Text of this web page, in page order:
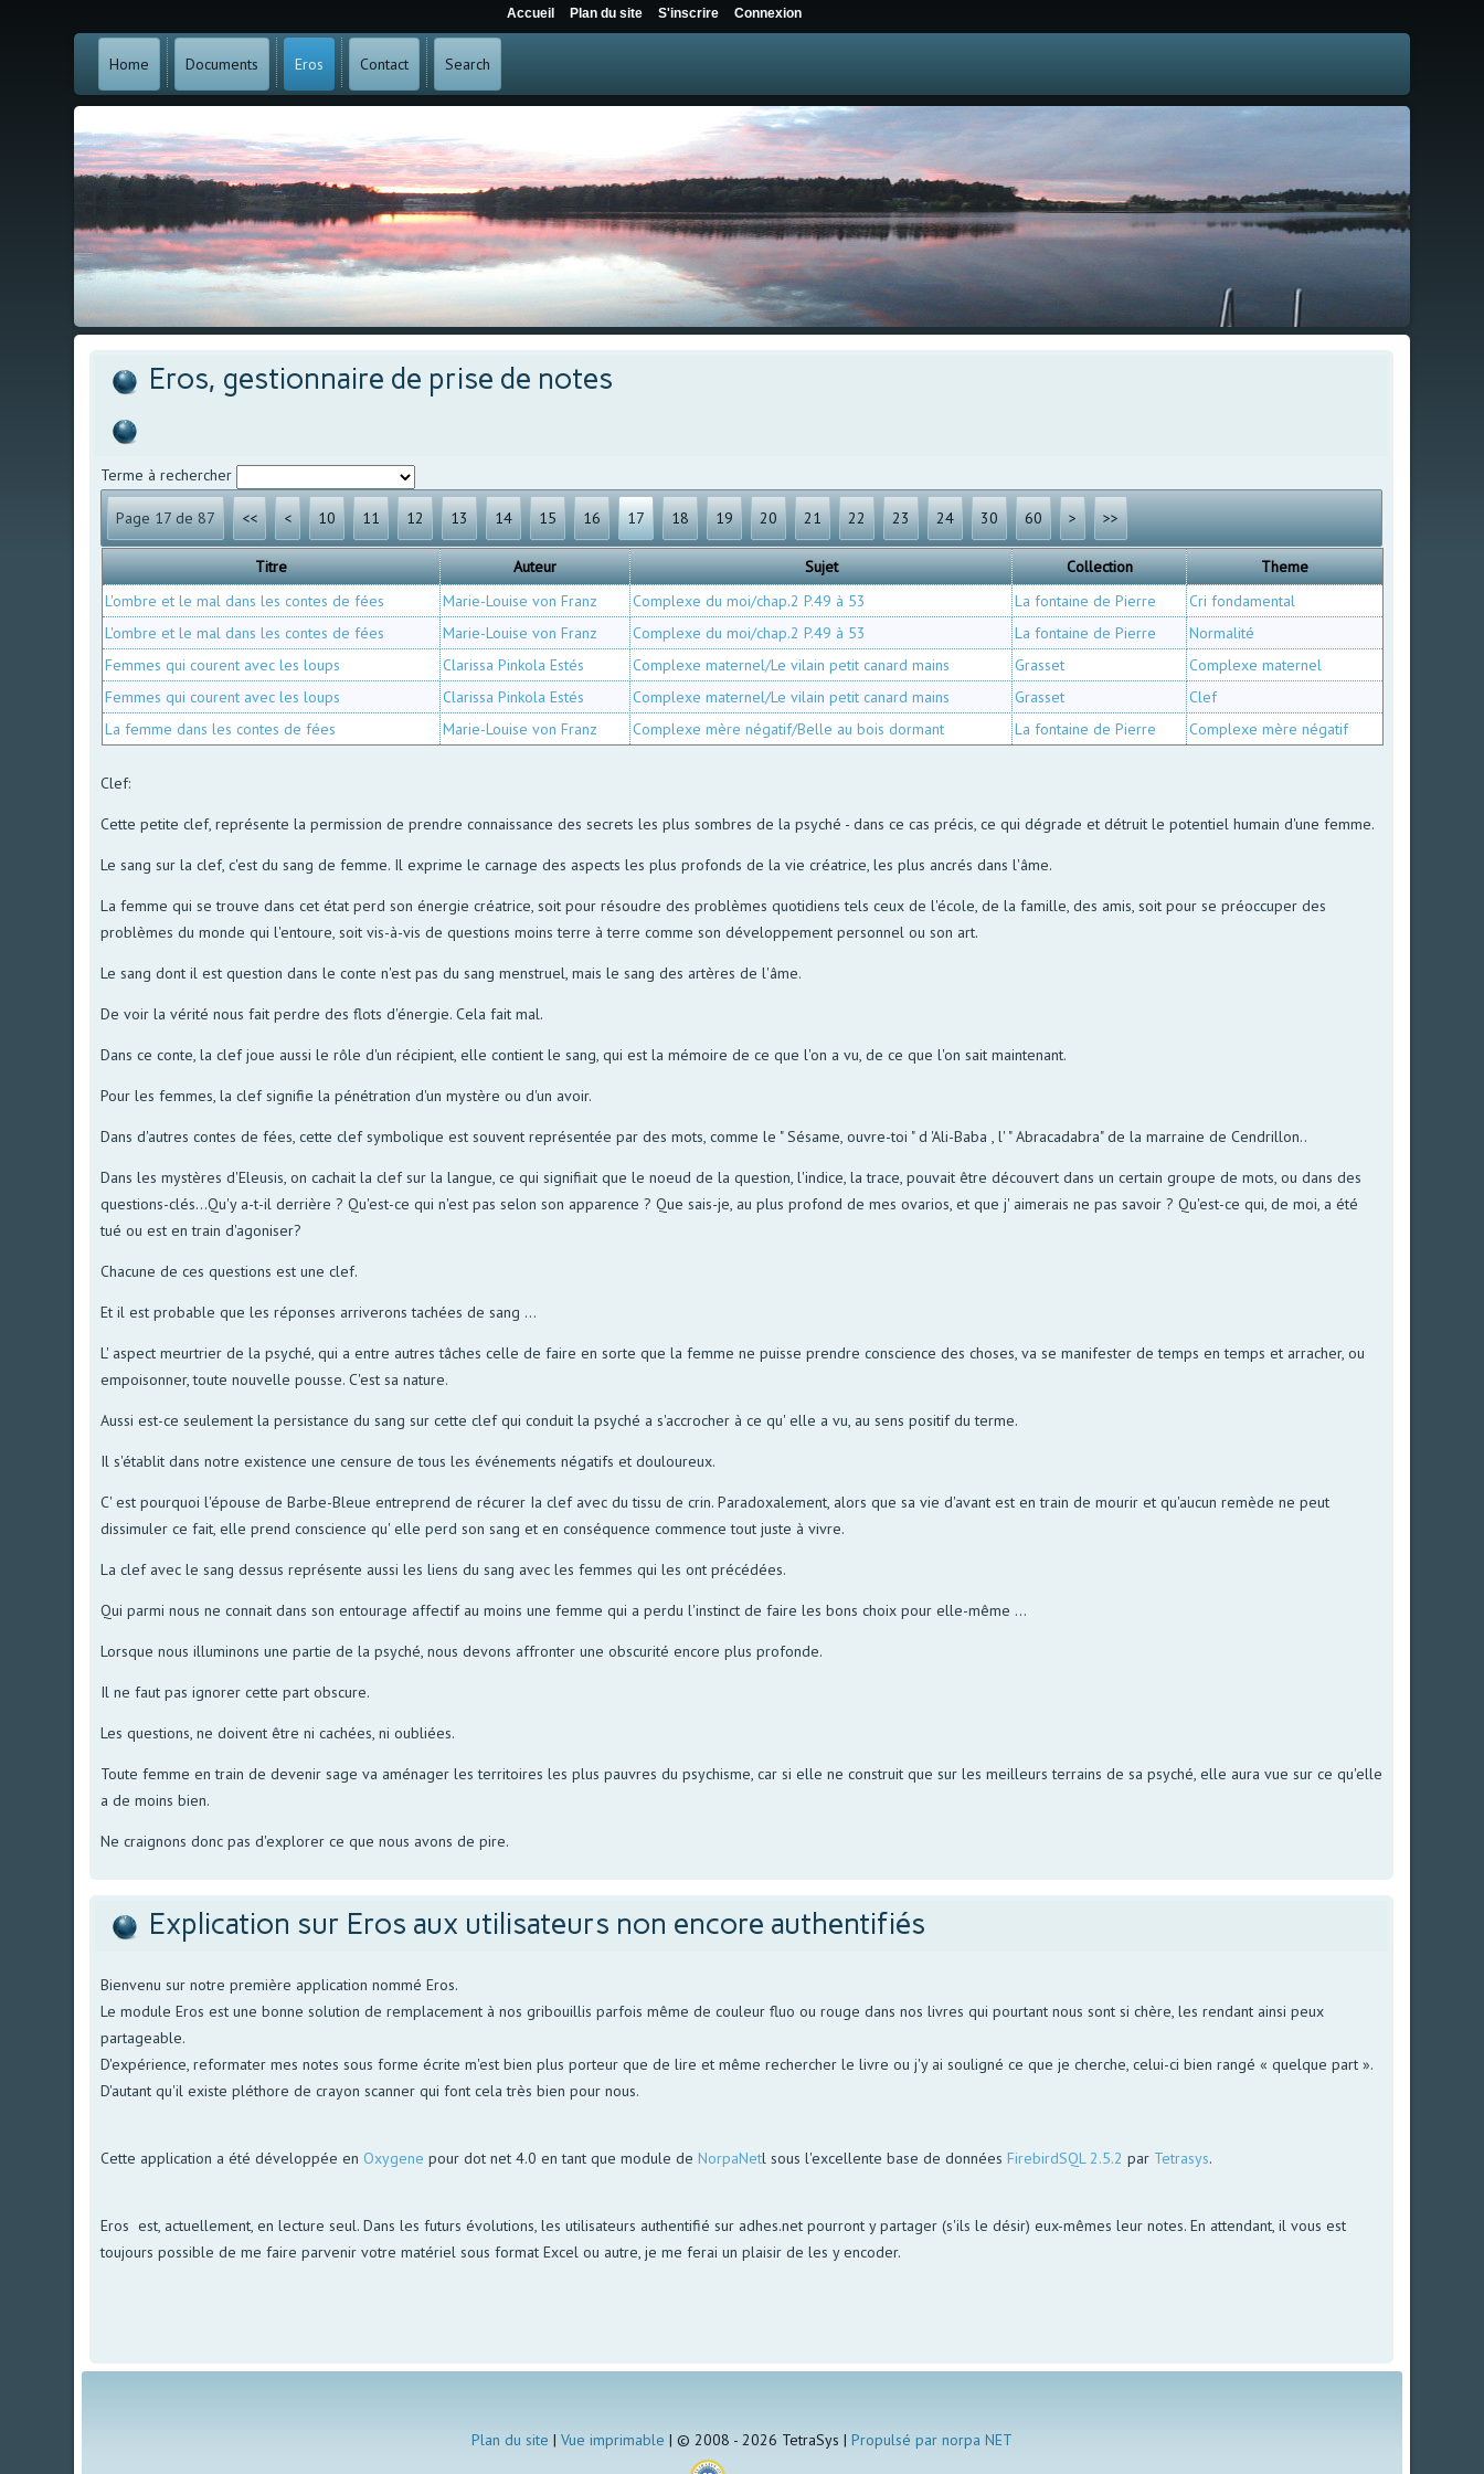
Home Documents Eros Contact Search
Eros, gestionnaire de prise de notes
Terme à rechercher
Page 17 de 87 << < 10 11 12 13 14 15 16 17 18 19 20 21 22 23 24 30 60 > >>
Titre Auteur Sujet Collection
Theme
L'ombre et le mal dans les contes de fées
Marie-Louise von Franz Complexe du moi/chap.2 P.49 à 53 La fontaine de Pierre
Cri fondamental
L'ombre et le mal dans les contes de fées
Marie-Louise von Franz Complexe du moi/chap.2 P.49 à 53 La fontaine de Pierre
Normalité
Femmes qui courent avec les loups
Clarissa Pinkola Estés Complexe maternel/Le vilain petit canard mains Grasset
Complexe maternel
Femmes qui courent avec les loups
Clarissa Pinkola Estés Complexe maternel/Le vilain petit canard mains Grasset
Clef
La femme dans les contes de fées
Marie-Louise von Franz Complexe mère négatif/Belle au bois dormant La fontaine de Pierre Complexe mère négatif
Clef:
Cette petite clef, représente la permission de prendre connaissance des secrets les plus sombres de la psyché - dans ce cas précis, ce qui dégrade et détruit le potentiel humain d'une femme.
Le sang sur la clef, c'est du sang de femme. Il exprime le carnage des aspects les plus profonds de la vie créatrice, les plus ancrés dans l'âme.
La femme qui se trouve dans cet état perd son énergie créatrice, soit pour résoudre des problèmes quotidiens tels ceux de l'école, de la famille, des amis, soit pour se préoccuper des
problèmes du monde qui l'entoure, soit vis-à-vis de questions moins terre à terre comme son développement personnel ou son art.
Le sang dont il est question dans le conte n'est pas du sang menstruel, mais le sang des artères de l'âme.
De voir la vérité nous fait perdre des flots d'énergie. Cela fait mal.
Dans ce conte, la clef joue aussi le rôle d'un récipient, elle contient le sang, qui est la mémoire de ce que l'on a vu, de ce que l'on sait maintenant.
Pour les femmes, la clef signifie la pénétration d'un mystère ou d'un avoir.
Dans d'autres contes de fées, cette clef symbolique est souvent représentée par des mots, comme le " Sésame, ouvre-toi " d 'Ali-Baba , l' " Abracadabra" de la marraine de Cendrillon..
Dans les mystères d'Eleusis, on cachait la clef sur la langue, ce qui signifiait que le noeud de la question, l'indice, la trace, pouvait être découvert dans un certain groupe de mots, ou dans des
questions-clés...Qu'y a-t-il derrière ? Qu'est-ce qui n'est pas selon son apparence ? Que sais-je, au plus profond de mes ovarios, et que j' aimerais ne pas savoir ? Qu'est-ce qui, de moi, a été
tué ou est en train d'agoniser?
Chacune de ces questions est une clef.
Et il est probable que les réponses arriverons tachées de sang ...
L' aspect meurtrier de la psyché, qui a entre autres tâches celle de faire en sorte que la femme ne puisse prendre conscience des choses, va se manifester de temps en temps et arracher, ou
empoisonner, toute nouvelle pousse. C'est sa nature.
Aussi est-ce seulement la persistance du sang sur cette clef qui conduit la psyché a s'accrocher à ce qu' elle a vu, au sens positif du terme.
Il s'établit dans notre existence une censure de tous les événements négatifs et douloureux.
C' est pourquoi l'épouse de Barbe-Bleue entreprend de récurer Ia clef avec du tissu de crin. Paradoxalement, alors que sa vie d'avant est en train de mourir et qu'aucun remède ne peut
dissimuler ce fait, elle prend conscience qu' elle perd son sang et en conséquence commence tout juste à vivre.
La clef avec le sang dessus représente aussi les liens du sang avec les femmes qui les ont précédées.
Qui parmi nous ne connait dans son entourage affectif au moins une femme qui a perdu l'instinct de faire les bons choix pour elle-même ...
Lorsque nous illuminons une partie de la psyché, nous devons affronter une obscurité encore plus profonde.
Il ne faut pas ignorer cette part obscure.
Les questions, ne doivent être ni cachées, ni oubliées.
Toute femme en train de devenir sage va aménager les territoires les plus pauvres du psychisme, car si elle ne construit que sur les meilleurs terrains de sa psyché, elle aura vue sur ce qu'elle
a de moins bien.
Ne craignons donc pas d'explorer ce que nous avons de pire.
Explication sur Eros aux utilisateurs non encore authentifiés
Bienvenu sur notre première application nommé Eros.
Le module Eros est une bonne solution de remplacement à nos gribouillis parfois même de couleur fluo ou rouge dans nos livres qui pourtant nous sont si chère, les rendant ainsi peux
partageable.
D'expérience, reformater mes notes sous forme écrite m'est bien plus porteur que de lire et même rechercher le livre ou j'y ai souligné ce que je cherche, celui-ci bien rangé « quelque part ».
D'autant qu'il existe pléthore de crayon scanner qui font cela très bien pour nous.
Cette application a été développée en Oxygene pour dot net 4.0 en tant que module deNorpaNetl sous l'excellente base de donnéesFirebirdSQL 2.5.2 par Tetrasys.
Eros est, actuellement, en lecture seul. Dans les futurs évolutions, les utilisateurs authentifié sur adhes.net pourront y partager (s'ils le désir) eux-mêmes leur notes. En attendant, il vous est
toujours possible de me faire parvenir votre matériel sous format Excel ou autre, je me ferai un plaisir de les y encoder.
Plan du site | Vue imprimable | © 2008 - 2026 TetraSys | Propulsé par norpa NET
Accueil Plan du site S'inscrire Connexion